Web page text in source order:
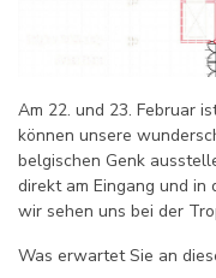
Am 22. und 23. Februar
können unsere
belgischen Genk
direkt am Eingang und in
wir sehen uns bei der
Was erwartet Sie an